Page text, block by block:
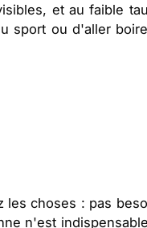
et au faible
sport ou d'aller
les choses : pas
n'est